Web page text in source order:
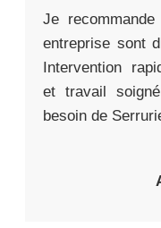
Je
entreprise sont
Intervention
et travail
besoin de